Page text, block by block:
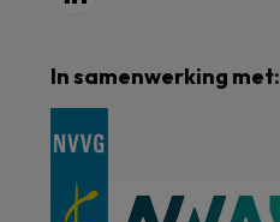
In samenwerking met: